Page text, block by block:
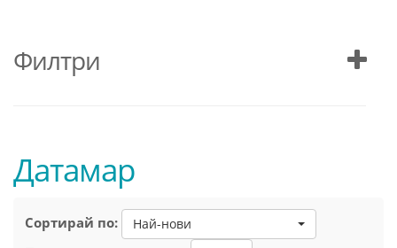
Филтри
Датамар
Сортирай по: Най-нови